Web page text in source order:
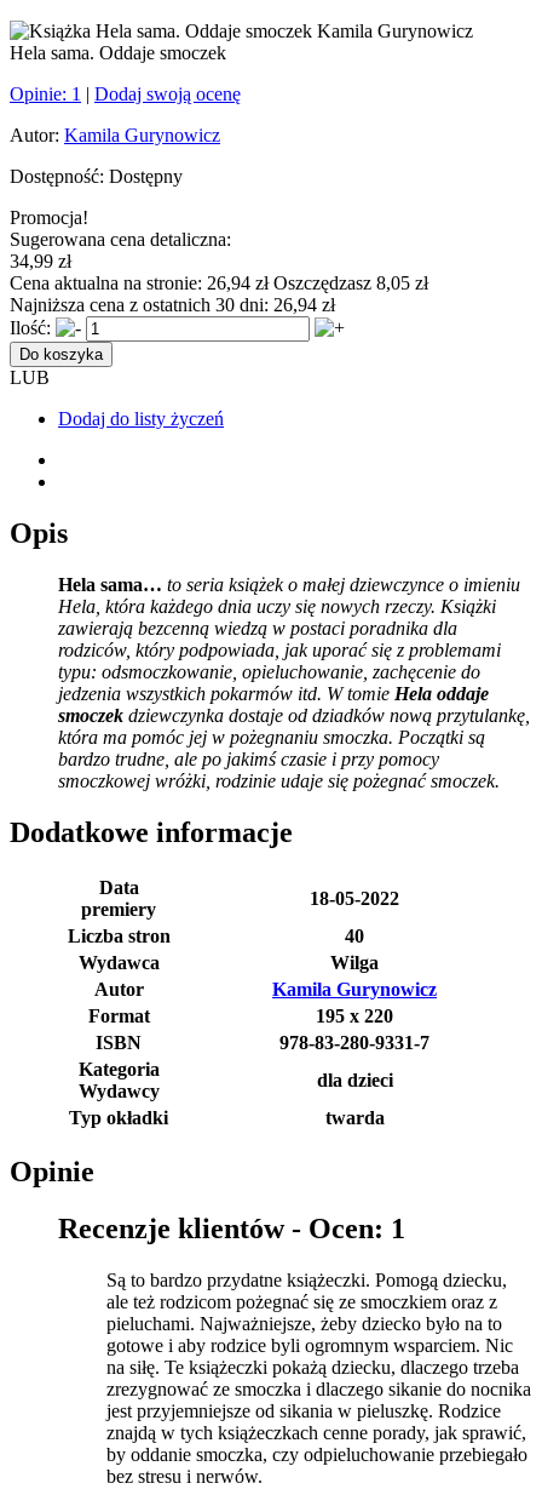
Hela sama. Oddaje smoczek
Opinie: 1 | Dodaj swoją ocenę
Autor: Kamila Gurynowicz
Dostępność: Dostępny
Promocja!
Sugerowana cena detaliczna:
34,99 zł
Cena aktualna na stronie: 26,94 złOszczędzasz 8,05 zł
Najniższa cena z ostatnich 30 dni: 26,94 zł
Ilość:
Do koszyka
LUB
Dodaj do listy życzeń
Opis
Hela sama… to seria książek o małej dziewczynce o imieniu
Hela, która każdego dnia uczy się nowych rzeczy. Książki
zawierają bezcenną wiedzą w postaci poradnika dla
rodziców, który podpowiada, jak uporać się z problemami
typu: odsmoczkowanie, opieluchowanie, zachęcenie do
jedzenia wszystkich pokarmów itd. W tomie Hela oddaje
smoczek dziewczynka dostaje od dziadków nową przytulankę,
która ma pomóc jej w pożegnaniu smoczka. Początki są
bardzo trudne, ale po jakimś czasie i przy pomocy
smoczkowej wróżki, rodzinie udaje się pożegnać smoczek.
Dodatkowe informacje
Data
premiery
18-05-2022
Liczba stron
40
Wydawca
Wilga
Autor
Kamila Gurynowicz
Format
195 x 220
ISBN
978-83-280-9331-7
Kategoria
Wydawcy
dla dzieci
Typ okładki
twarda
Opinie
Recenzje klientów - Ocen: 1
Są to bardzo przydatne książeczki. Pomogą dziecku,
ale też rodzicom pożegnać się ze smoczkiem oraz z
pieluchami. Najważniejsze, żeby dziecko było na to
gotowe i aby rodzice byli ogromnym wsparciem. Nic
na siłę. Te książeczki pokażą dziecku, dlaczego trzeba
zrezygnować ze smoczka i dlaczego sikanie do nocnika
jest przyjemniejsze od sikania w pieluszkę. Rodzice
znajdą w tych książeczkach cenne porady, jak sprawić,
by oddanie smoczka, czy odpieluchowanie przebiegało
bez stresu i nerwów.